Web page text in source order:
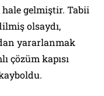
gelmiştir. Tabii
olsaydı,
yararlanmak
çözüm kapısı